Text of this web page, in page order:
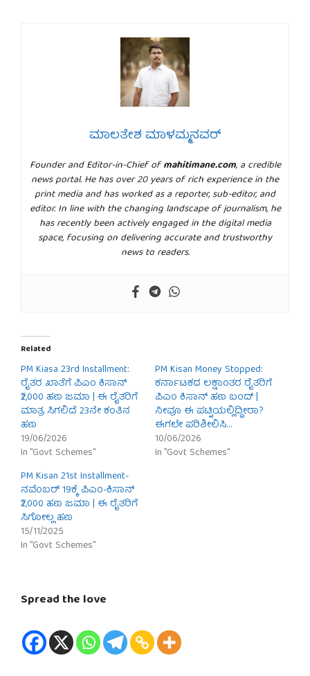
ಮಾಲತೇಶ ಮಾಳಮ್ಮನವರ್
Founder and Editor-in-Chief ofmahitimane.com, a credible
news portal. He has over 20 years of rich experience in the
print media and has worked as a reporter, sub-editor, and
editor. In line with the changing landscape of journalism, he
has recently been actively engaged in the digital media
space, focusing on delivering accurate and trustworthy
news to readers.
Related
PM Kiasa 23rd Installment:
ರೈತರ ಖಾತೆಗೆ ಪಿಎಂ ಕಿಸಾನ್
₹2,000 ಹಣ ಜಮಾ | ಈ ರೈತರಿಗೆ
ಮಾತ್ರ ಸಿಗಲಿದೆ 23ನೇ ಕಂತಿನ
ಹಣ
19/06/2026
In "Govt Schemes"
PM Kisan Money Stopped:
ಕರ್ನಾಟಕದ ಲಕ್ಷಾಂತರ ರೈತರಿಗೆ
ಪಿಎಂ ಕಿಸಾನ್ ಹಣ ಬಂದ್ |
ನೀವೂ ಈ ಪಟ್ಟಿಯಲ್ಲಿದ್ದೀರಾ?
ಈಗಲೇ ಪರಿಶೀಲಿಸಿ…
10/06/2026
In "Govt Schemes"
PM Kisan 21st Installment-
ನವೆಂಬರ್ 19ಕ್ಕೆ ಪಿಎಂ-ಕಿಸಾನ್
₹2,000 ಹಣ ಜಮಾ | ಈ ರೈತರಿಗೆ
ಸಿಗೋಲ್ಲ ಹಣ
15/11/2025
In "Govt Schemes"
Spread the love